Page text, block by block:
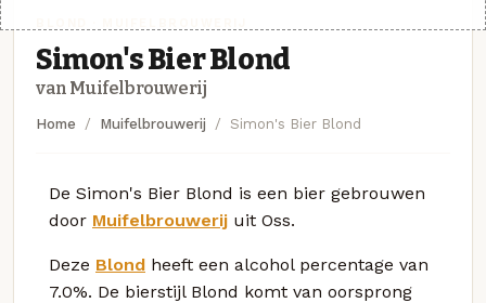
Simon's Bier Blond
van Muifelbrouwerij
Home Muifelbrouwerij Simon's Bier Blond
De Simon's Bier Blond is een bier gebrouwen
door Muifelbrouwerij uit Oss.
Deze Blond heeft een alcohol percentage van
7.0%. De bierstijl Blond komt van oorsprong